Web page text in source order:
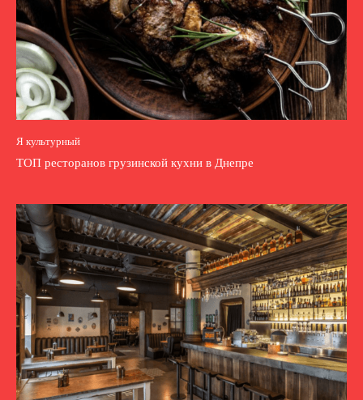
Я культурный
ТОП ресторанов грузинской кухни в Днепре